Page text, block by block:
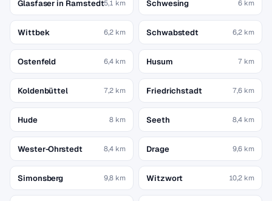
Glasfaser in Ramstedt5,1 km Schwesing 6 km
Wittbek 6,2 km Schwabstedt 6,2 km
Ostenfeld 6,4 km Husum 7 km
Koldenbüttel 7,2 km Friedrichstadt 7,6 km
Hude 8 km Seeth 8,4 km
Wester-Ohrstedt 8,4 km Drage 9,6 km
Simonsberg 9,8 km Witzwort 10,2 km